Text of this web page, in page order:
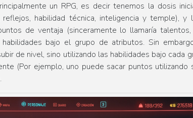
un RPG, es decir tenemos la dosis
habilidad técnica, inteligencia y temple), y
de ventaja (sinceramente lo llamaría
bajo el grupo de atributos. Sin
de nivel, sino utilizando las habilidades bajo cada
(Por ejemplo, uno puede sacar puntos utilizando